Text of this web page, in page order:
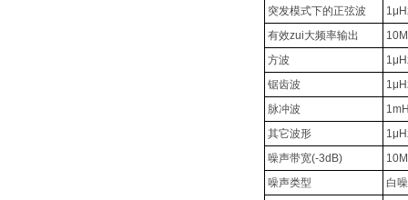
突发模式下的正弦波
有效zui大频率输出
方波
锯齿波
脉冲波
其它波形
噪声带宽(-3dB)
噪声类型
白